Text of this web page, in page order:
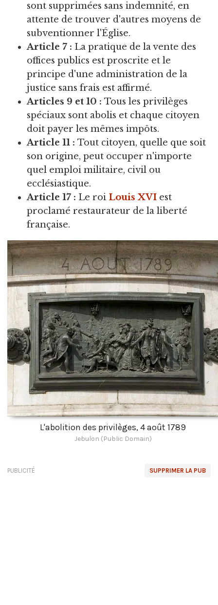
sont supprimées sans indemnité, en
attente de trouver d'autres moyens de
subventionner l'Église.
Article 7 : La pratique de la vente des
offices publics est proscrite et le
principe d'une administration de la
justice sans frais est affirmé.
Articles 9 et 10 : Tous les privilèges
spéciaux sont abolis et chaque citoyen
doit payer les mêmes impôts.
Article 11 : Tout citoyen, quelle que soit
son origine, peut occuper n'importe
quel emploi militaire, civil ou
ecclésiastique.
Article 17 : Le roi Louis XVI est
proclamé restaurateur de la liberté
française.
L'abolition des privilèges, 4 août 1789
Jebulon (Public Domain)
SUPPRIMER LA PUB
PUBLICITÉ